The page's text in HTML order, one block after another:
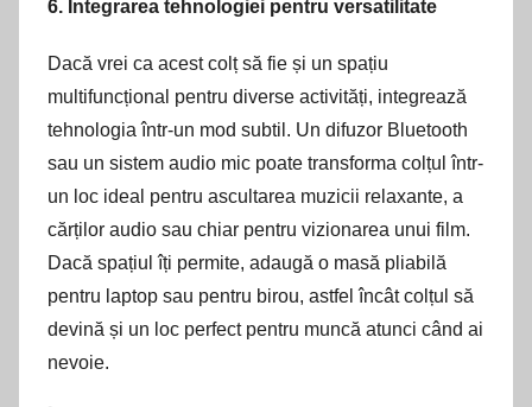
6. Integrarea tehnologiei pentru versatilitate
Dacă vrei ca acest colț să fie și un spațiu
multifuncțional pentru diverse activități, integrează
tehnologia într-un mod subtil. Un difuzor Bluetooth
sau un sistem audio mic poate transforma colțul într-
un loc ideal pentru ascultarea muzicii relaxante, a
cărților audio sau chiar pentru vizionarea unui film.
Dacă spațiul îți permite, adaugă o masă pliabilă
pentru laptop sau pentru birou, astfel încât colțul să
devină și un loc perfect pentru muncă atunci când ai
nevoie.